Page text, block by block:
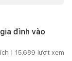
đình vào
| 15.689 lượt xem